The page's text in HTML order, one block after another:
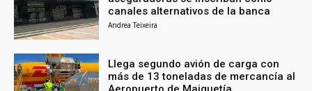
canales alternativos de la banca
Andrea Teixeira
Llega segundo avión de carga con
más de 13 toneladas de mercancía al